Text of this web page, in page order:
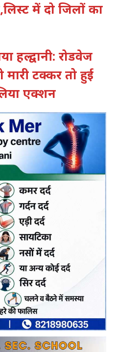
में दो जिलों का
हल्द्वानी: रोडवेज
टक्कर तो हुई
एक्शन